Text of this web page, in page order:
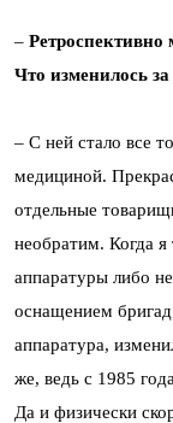
– Ретроспективно
Что изменилось
– С ней стало все
медициной.
отдельные
необратим. Когда
аппаратуры либо
оснащением
аппаратура,
же, ведь с 1985
Да и физически